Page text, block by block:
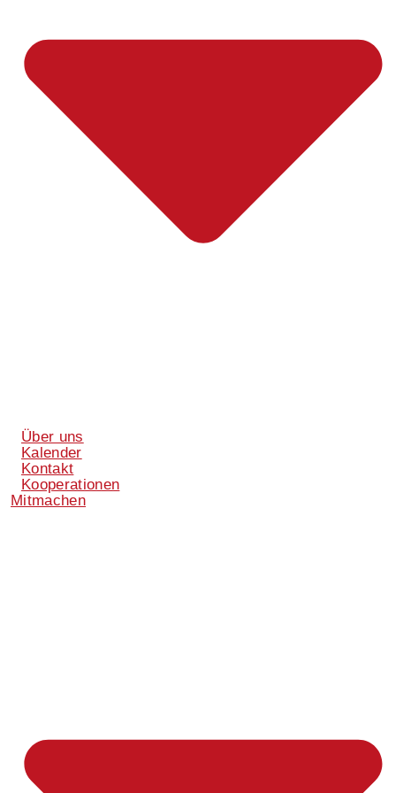
Über uns
Kalender
Kontakt
Kooperationen
Mitmachen